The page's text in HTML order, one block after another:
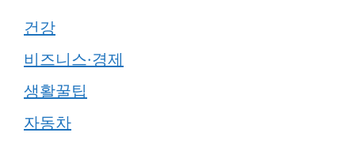
건강
비즈니스·경제
생활꿀팁
자동차